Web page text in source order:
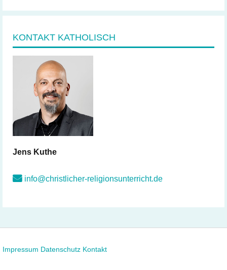
KONTAKT KATHOLISCH
Jens Kuthe
info@christlicher-religionsunterricht.de
Impressum Datenschutz Kontakt